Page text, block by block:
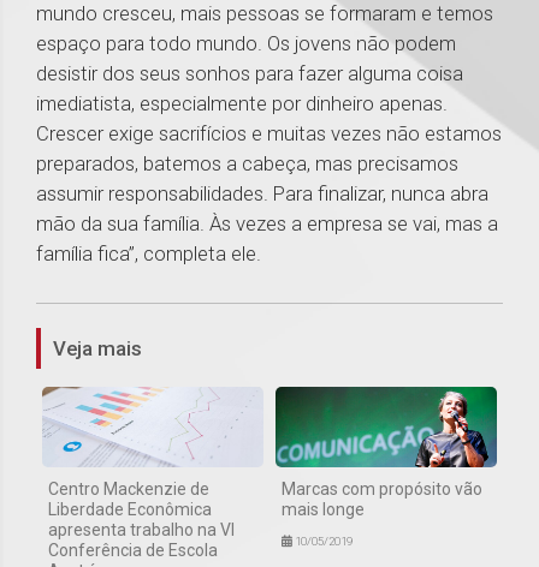
mundo cresceu, mais pessoas se formaram e temos
espaço para todo mundo. Os jovens não podem
desistir dos seus sonhos para fazer alguma coisa
imediatista, especialmente por dinheiro apenas.
Crescer exige sacrifícios e muitas vezes não estamos
preparados, batemos a cabeça, mas precisamos
assumir responsabilidades. Para finalizar, nunca abra
mão da sua família. Às vezes a empresa se vai, mas a
família fica”, completa ele.
Veja mais
Centro Mackenzie de
Liberdade Econômica
apresenta trabalho na VI
Conferência de Escola
Marcas com propósito vão
mais longe
10/05/2019